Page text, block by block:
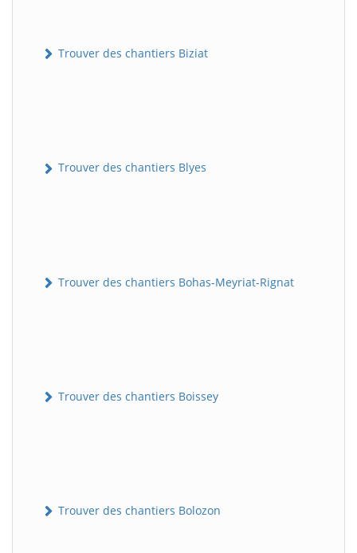
Trouver des chantiers Biziat
Trouver des chantiers Blyes
Trouver des chantiers Bohas-Meyriat-Rignat
Trouver des chantiers Boissey
Trouver des chantiers Bolozon